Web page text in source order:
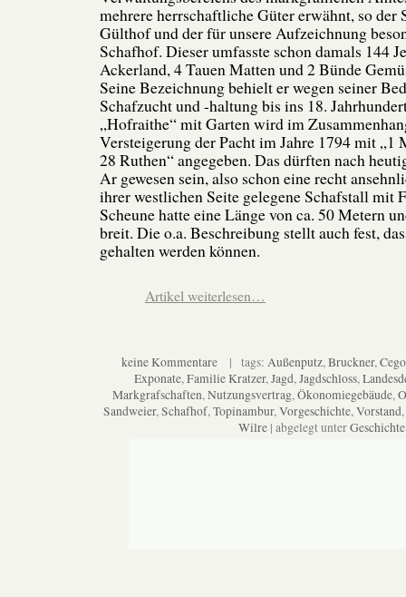
mehrere herrschaftliche Güter erwähnt, so der
Gülthof und der für unsere Aufzeichnung
Schafhof. Dieser umfasste schon damals 144
Ackerland, 4 Tauen Matten und 2 Bünde
Seine Bezeichnung behielt er wegen seiner
Schafzucht und -haltung bis ins 18.
„Hofraithe“ mit Garten wird im
Versteigerung der Pacht im Jahre 1794 mit „1
28 Ruthen“ angegeben. Das dürften nach
Ar gewesen sein, also schon eine recht
ihrer westlichen Seite gelegene Schafstall mit
Scheune hatte eine Länge von ca. 50 Metern
breit. Die o.a. Beschreibung stellt auch fest,
gehalten werden können.
Artikel weiterlesen…
keine Kommentare | tags: Außenputz,Bruckner,Cego
Exponate,Familie Kratzer,Jagd,Jagdschloss,
Markgrafschaften,Nutzungsvertrag,Ökonomiegebäude,
Sandweier,Schafhof,Topinambur,Vorgeschichte,Vorstand,
Wilre | abgelegt unterGeschichte